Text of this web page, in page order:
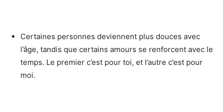
Certaines personnes deviennent plus douces avec
l’âge, tandis que certains amours se renforcent avec le
temps. Le premier c’est pour toi, et l’autre c’est pour
moi.